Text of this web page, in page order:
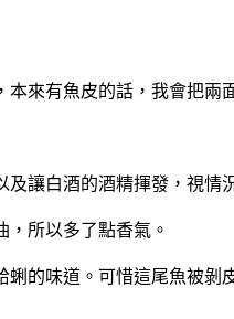
來有魚皮的話，我會把
讓白酒的酒精揮發，視情
所以多了點香氣。
的味道。可惜這尾魚被剝